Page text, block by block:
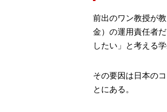
前出のワン教授が
金）の運用責任者
したい」と考える
その要因は日本の
とにある。